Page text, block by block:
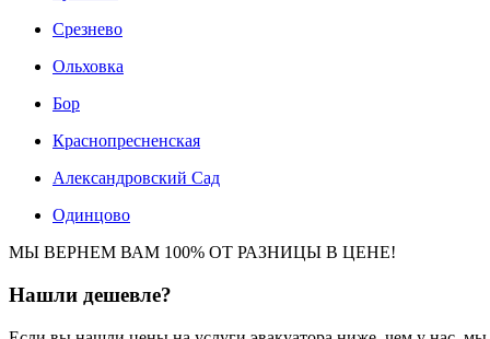
Срезнево
Ольховка
Бор
Краснопресненская
Александровский Сад
Одинцово
МЫ ВЕРНЕМ ВАМ 100% ОТ РАЗНИЦЫ В ЦЕНЕ!
Нашли дешевле?